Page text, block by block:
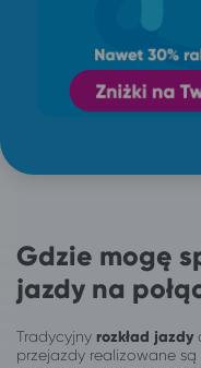
Gdzie mogę
jazdy na
Tradycyjny rozkład jazdy
przejazdy realizowane